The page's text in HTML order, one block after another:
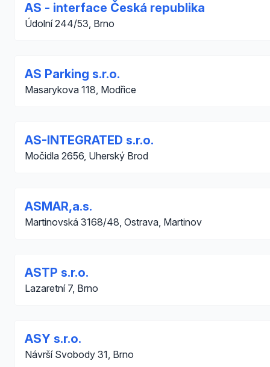
AS - interface Česká republika
Údolní 244/53, Brno
AS Parking s.r.o.
Masarykova 118, Modřice
AS-INTEGRATED s.r.o.
Močidla 2656, Uherský Brod
ASMAR,a.s.
Martinovská 3168/48, Ostrava, Martinov
ASTP s.r.o.
Lazaretní 7, Brno
ASY s.r.o.
Návrší Svobody 31, Brno